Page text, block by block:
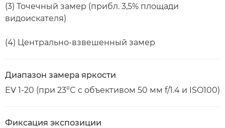
(3) Точечный замер (прибл. 3,5% площади
видоискателя)
(4) Центрально-взвешенный замер
Диапазон замера яркости
EV 1-20 (при 23°C с объективом 50 мм f/1.4 и ISO100)
Фиксация экспозиции